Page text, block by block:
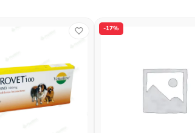
-17%